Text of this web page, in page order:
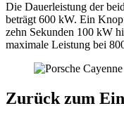
Die Dauerleistung der
beträgt 600 kW. Ein
zehn Sekunden 100 kW
maximale Leistung bei
Zurück zum